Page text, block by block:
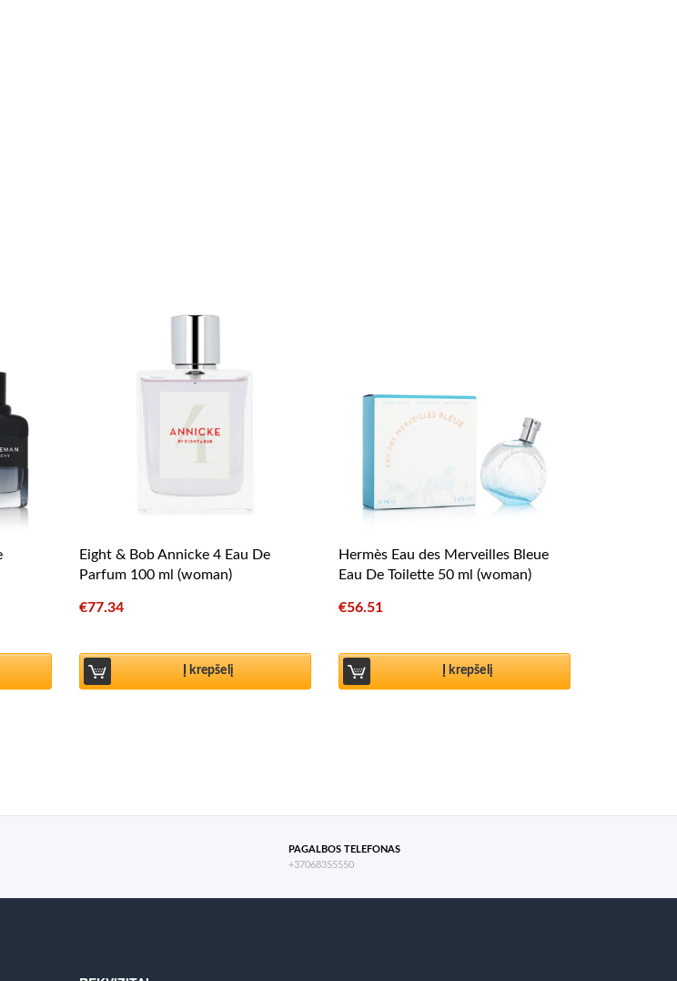
Eight & Bob Annicke 4 Eau De
Parfum 100 ml (woman)
€77.34
Į krepšelį
Hermès Eau des Merveilles Bleue
Eau De Toilette 50 ml (woman)
€56.51
Į krepšelį
PAGALBOS TELEFONAS
+37068355550